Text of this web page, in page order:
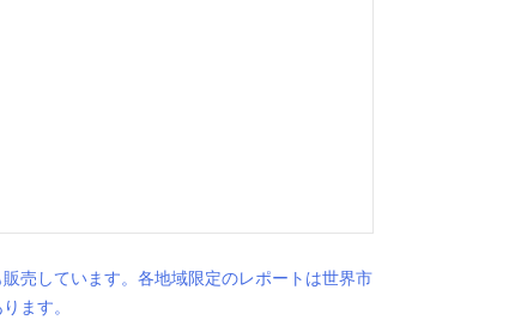
売しています。各地域限定のレポートは世界市
ます。